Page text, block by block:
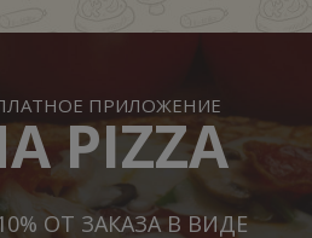
ПРИЛОЖЕНИЕ
PIZZA
ОТ ЗАКАЗА В ВИДЕ